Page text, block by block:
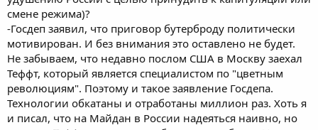
смене режима)?
-Госдеп заявил, что приговор бутерброду политически
мотивирован. И без внимания это оставлено не будет.
Не забываем, что недавно послом США в Москву заехал
Теффт, который является специалистом по "цветным
революциям". Поэтому и такое заявление Госдепа.
Технологии обкатаны и отработаны миллион раз. Хоть я
и писал, что на Майдан в России надеяться наивно, но